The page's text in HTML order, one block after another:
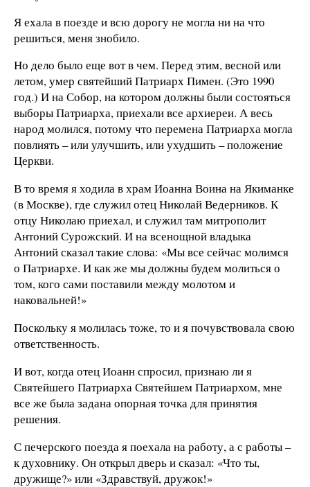
Я ехала в поезде и всю дорогу не могла ни на что
решиться, меня знобило.
Но дело было еще вот в чем. Перед этим, весной или
летом, умер святейший Патриарх Пимен. (Это 1990
год.) И на Собор, на котором должны были состояться
выборы Патриарха, приехали все архиереи. А весь
народ молился, потому что перемена Патриарха могла
повлиять – или улучшить, или ухудшить – положение
Церкви.
В то время я ходила в храм Иоанна Воина на Якиманке
(в Москве), где служил отец Николай Ведерников. К
отцу Николаю приехал, и служил там митрополит
Антоний Сурожский. И на всенощной владыка
Антоний сказал такие слова: «Мы все сейчас молимся
о Патриархе. И как же мы должны будем молиться о
том, кого сами поставили между молотом и
наковальней!»
Поскольку я молилась тоже, то и я почувствовала свою
ответственность.
И вот, когда отец Иоанн спросил, признаю ли я
Святейшего Патриарха Святейшем Патриархом, мне
все же была задана опорная точка для принятия
решения.
С печерского поезда я поехала на работу, а с работы –
к духовнику. Он открыл дверь и сказал: «Что ты,
дружище?» или «Здравствуй, дружок!»